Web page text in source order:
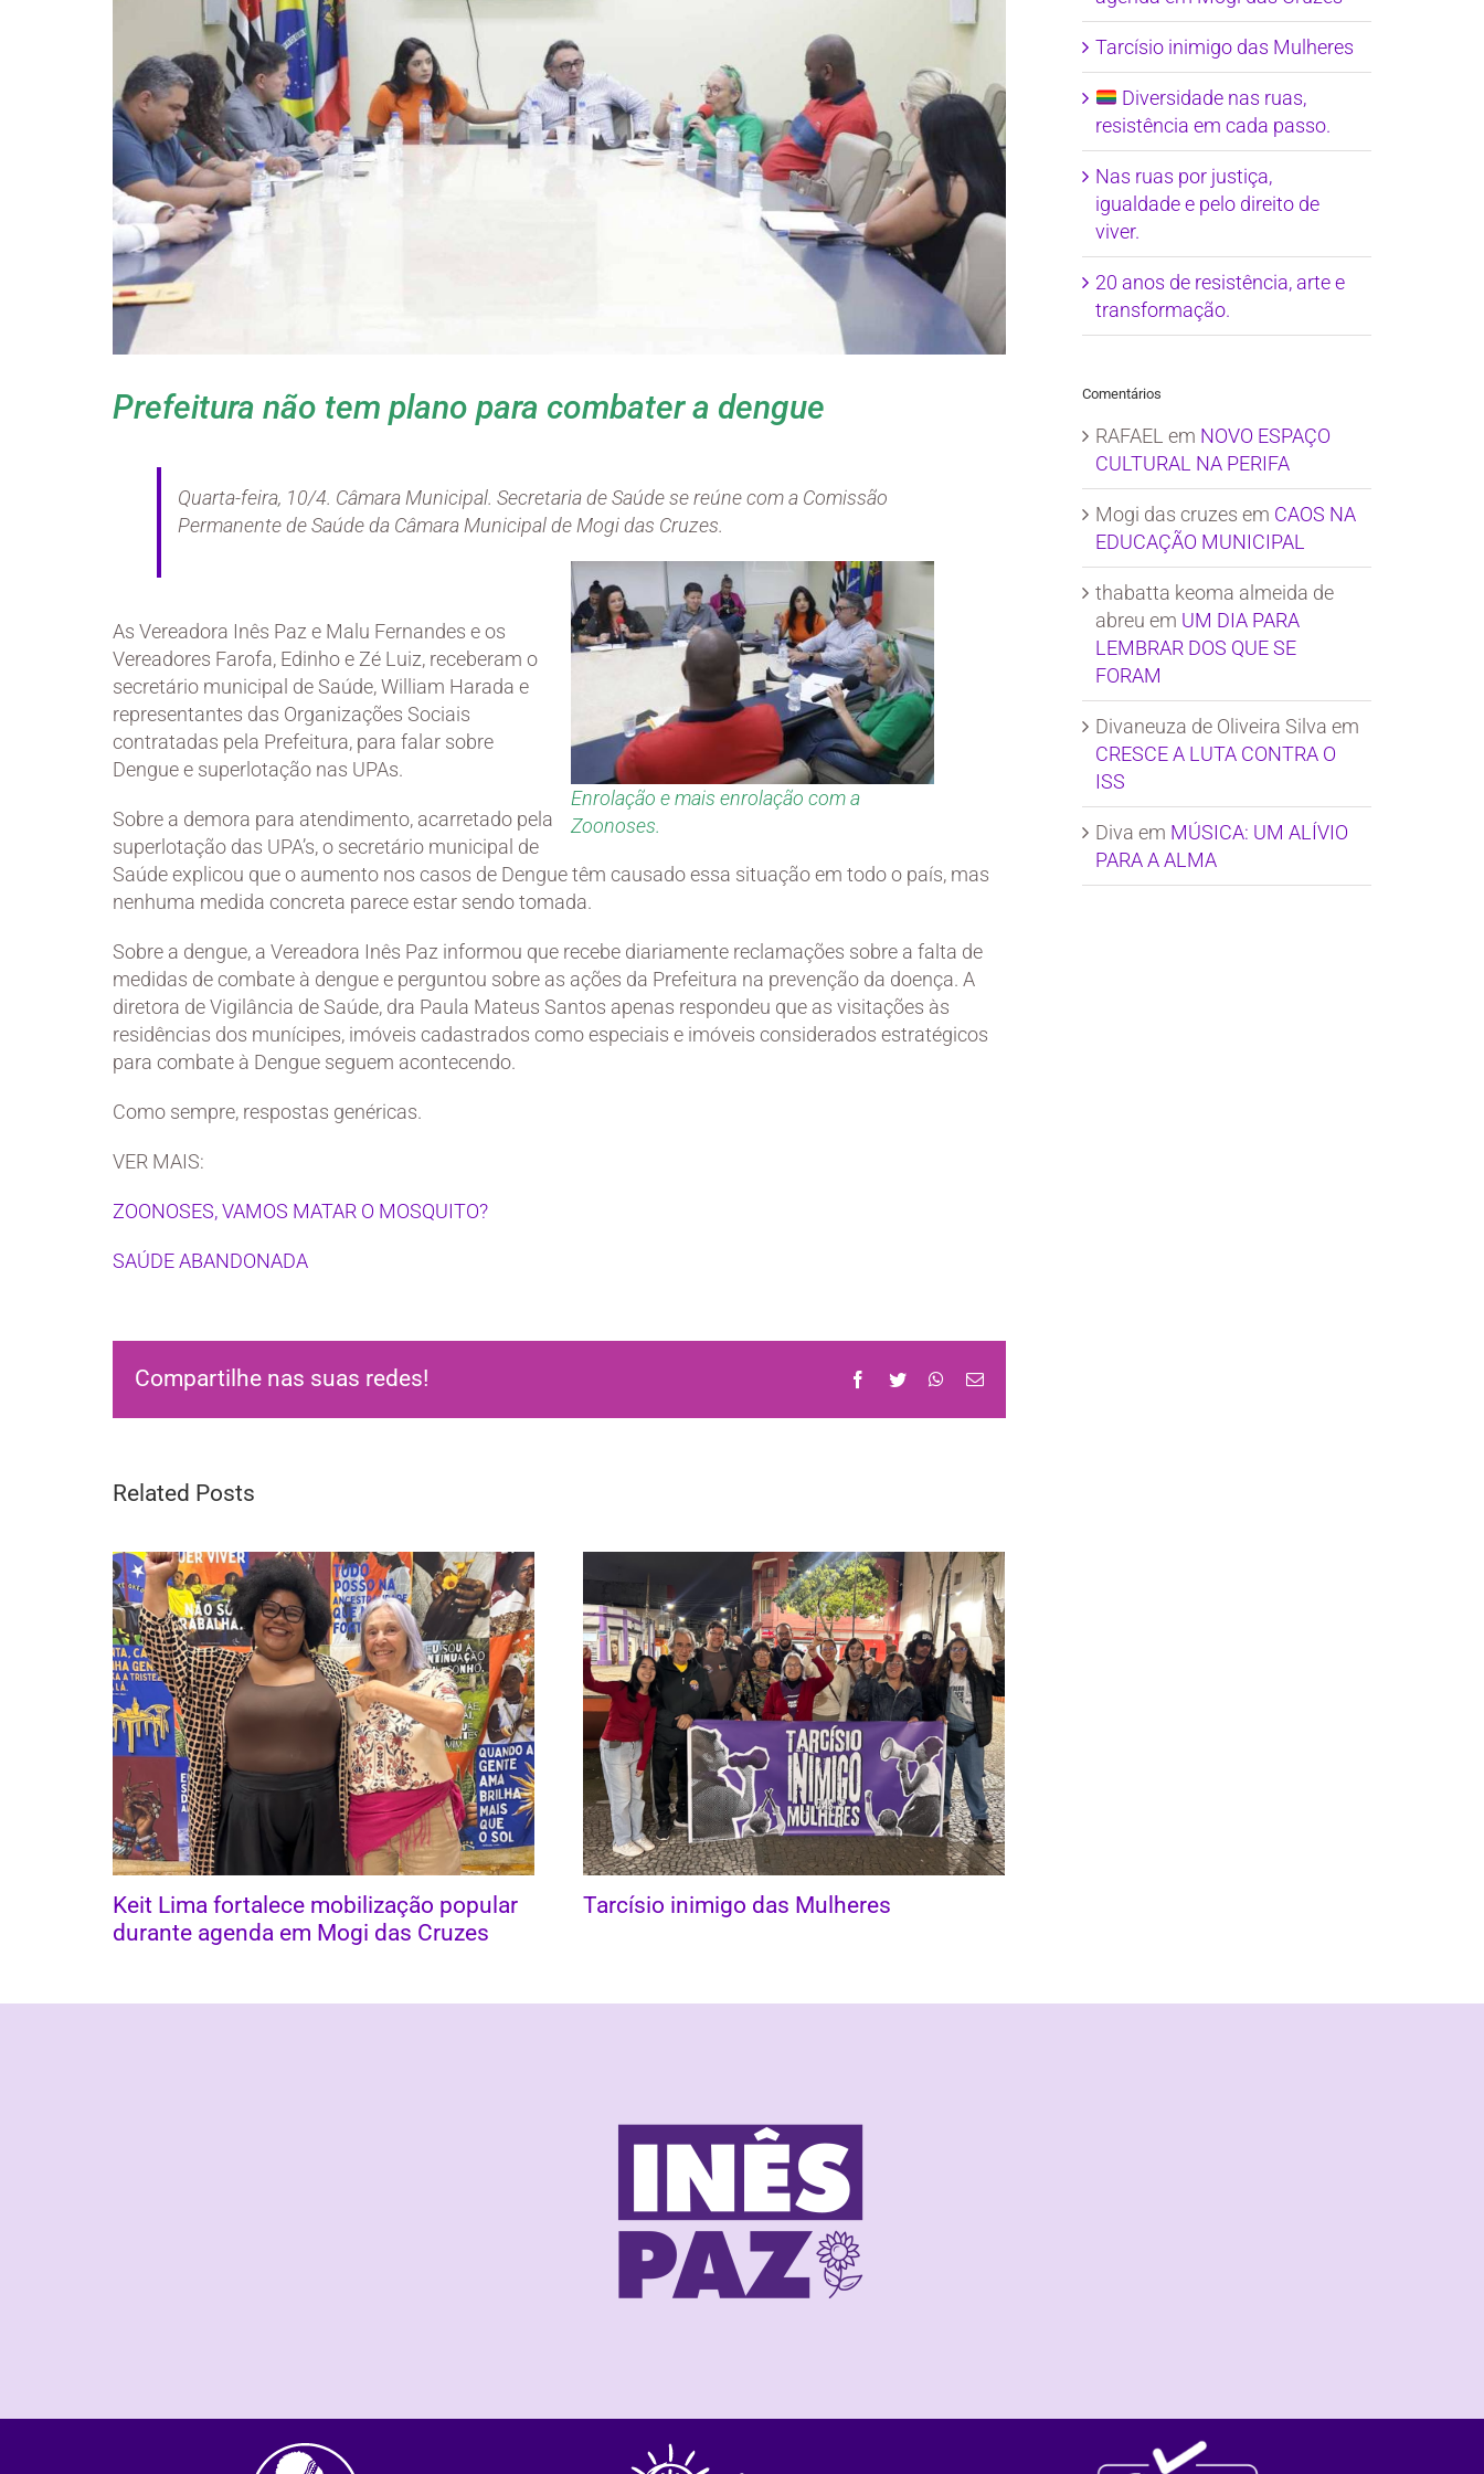
Prefeitura não tem plano para combater a dengue
Quarta-feira, 10/4. Câmara Municipal. Secretaria de Saúde se reúne com a Comissão
Permanente de Saúde da Câmara Municipal de Mogi das Cruzes.
Enrolação e mais enrolação com a
Zoonoses.
As Vereadora Inês Paz e Malu Fernandes e os
Vereadores Farofa, Edinho e Zé Luiz, receberam o
secretário municipal de Saúde, William Harada e
representantes das Organizações Sociais
contratadas pela Prefeitura, para falar sobre
Dengue e superlotação nas UPAs.
Sobre a demora para atendimento, acarretado pela
superlotação das UPA’s, o secretário municipal de
Saúde explicou que o aumento nos casos de Dengue têm causado essa situação em todo o país, mas
nenhuma medida concreta parece estar sendo tomada.
Sobre a dengue, a Vereadora Inês Paz informou que recebe diariamente reclamações sobre a falta de
medidas de combate à dengue e perguntou sobre as ações da Prefeitura na prevenção da doença. A
diretora de Vigilância de Saúde, dra Paula Mateus Santos apenas respondeu que as visitações às
residências dos munícipes, imóveis cadastrados como especiais e imóveis considerados estratégicos
para combate à Dengue seguem acontecendo.
Como sempre, respostas genéricas.
VER MAIS:
ZOONOSES, VAMOS MATAR O MOSQUITO?
SAÚDE ABANDONADA
Compartilhe nas suas redes! Facebook
Twitter WhatsApp
Email
Related Posts
Keit Lima fortalece mobilização popular
durante agenda em Mogi das Cruzes
Tarcísio inimigo das Mulheres
Tarcísio inimigo das Mulheres
Diversidade nas ruas,
resistência em cada passo.
Nas ruas por justiça,
igualdade e pelo direito de
viver.
20 anos de resistência, arte e
transformação.
Comentários
RAFAEL em NOVO ESPAÇO
CULTURAL NA PERIFA
Mogi das cruzes em CAOS NA
EDUCAÇÃO MUNICIPAL
thabatta keoma almeida de
abreu em UM DIA PARA
LEMBRAR DOS QUE SE
FORAM
Divaneuza de Oliveira Silva em
CRESCE A LUTA CONTRA O
ISS
Diva em MÚSICA: UM ALÍVIO
PARA A ALMA